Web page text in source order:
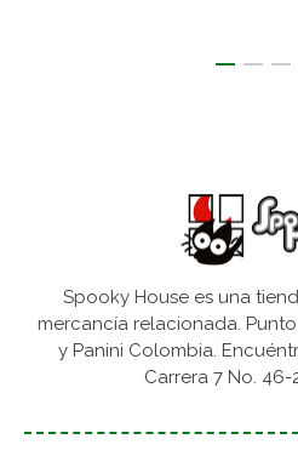
Spooky House es una
mercancía relacionada.
y Panini Colombia.
Carrera 7 No. 46-